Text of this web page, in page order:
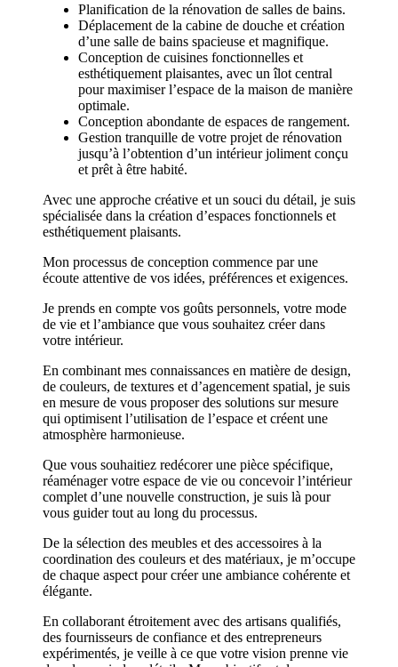
Planification de la rénovation de salles de bains.
Déplacement de la cabine de douche et création
d’une salle de bains spacieuse et magnifique.
Conception de cuisines fonctionnelles et
esthétiquement plaisantes, avec un îlot central
pour maximiser l’espace de la maison de manière
optimale.
Conception abondante de espaces de rangement.
Gestion tranquille de votre projet de rénovation
jusqu’à l’obtention d’un intérieur joliment conçu
et prêt à être habité.
Avec une approche créative et un souci du détail, je suis
spécialisée dans la création d’espaces fonctionnels et
esthétiquement plaisants.
Mon processus de conception commence par une
écoute attentive de vos idées, préférences et exigences.
Je prends en compte vos goûts personnels, votre mode
de vie et l’ambiance que vous souhaitez créer dans
votre intérieur.
En combinant mes connaissances en matière de design,
de couleurs, de textures et d’agencement spatial, je suis
en mesure de vous proposer des solutions sur mesure
qui optimisent l’utilisation de l’espace et créent une
atmosphère harmonieuse.
Que vous souhaitiez redécorer une pièce spécifique,
réaménager votre espace de vie ou concevoir l’intérieur
complet d’une nouvelle construction, je suis là pour
vous guider tout au long du processus.
De la sélection des meubles et des accessoires à la
coordination des couleurs et des matériaux, je m’occupe
de chaque aspect pour créer une ambiance cohérente et
élégante.
En collaborant étroitement avec des artisans qualifiés,
des fournisseurs de confiance et des entrepreneurs
expérimentés, je veille à ce que votre vision prenne vie